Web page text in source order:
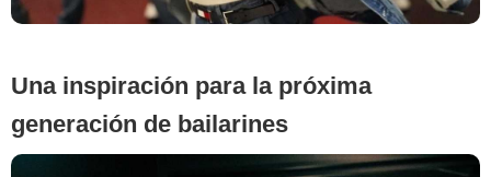
Una inspiración para la próxima
generación de bailarines